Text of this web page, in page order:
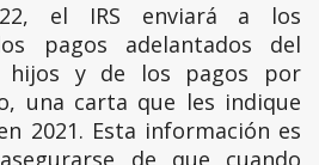
el IRS enviará a los
pagos adelantados del
hijos y de los pagos por
una carta que les indique
2021. Esta información es